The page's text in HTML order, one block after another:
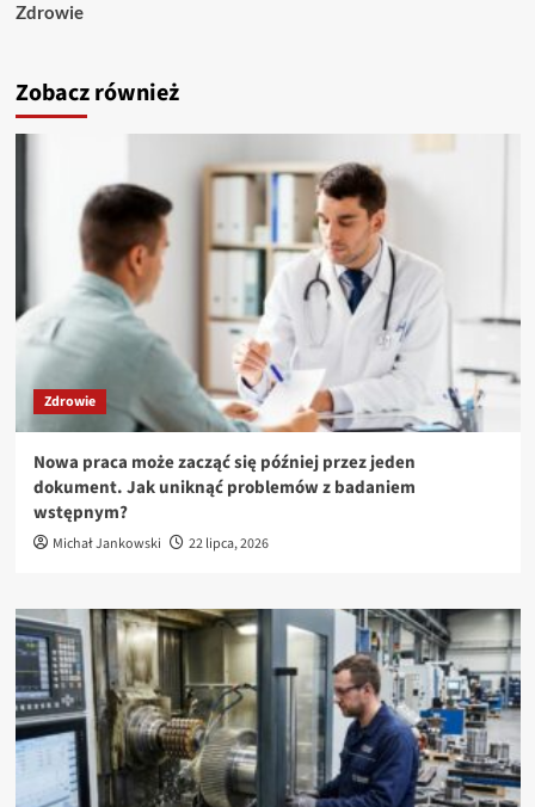
Zdrowie
Zobacz również
Zdrowie
Nowa praca może zacząć się później przez jeden
dokument. Jak uniknąć problemów z badaniem
wstępnym?
Michał Jankowski 22 lipca, 2026